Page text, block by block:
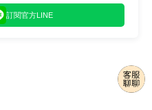
訂閱官方LINE